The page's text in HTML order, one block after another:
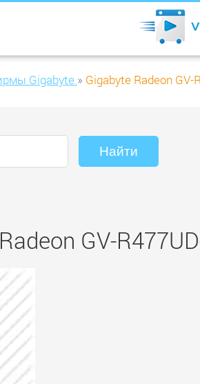
Gigabyte » Gigabyte Radeon GV-
GV-